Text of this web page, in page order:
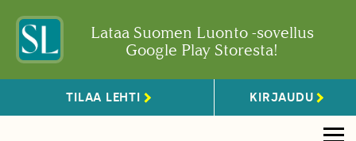
Lataa Suomen Luonto -sovellus
Google Play Storesta!
TILAA LEHTI KIRJAUDU